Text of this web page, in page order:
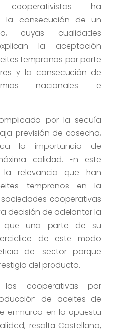
ha
la consecución de un
cuyas cualidades
la aceptación
tempranos por parte
y la consecución de
nacionales e
por la sequía
previsión de cosecha,
la importancia de
calidad. En este
relevancia que han
tempranos en la
cooperativas
decisión de adelantar la
que una parte de su
de este modo
del sector porque
del producto.
cooperativas por
de aceites de
enmarca en la apuesta
resalta Castellano,